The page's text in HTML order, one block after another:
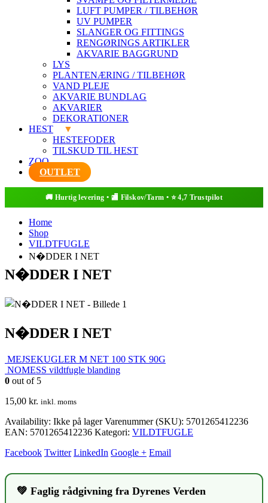
LUFT PUMPER / TILBEHØR
UV PUMPER
SLANGER OG FITTINGS
RENGØRINGS ARTIKLER
AKVARIE BAGGRUND
LYS
PLANTENÆRING / TILBEHØR
VAND PLEJE
AKVARIE BUNDLAG
AKVARIER
DEKORATIONER
HEST
HESTEFODER
TILSKUD TIL HEST
ZOO
OUTLET
Home
Shop
VILDTFUGLE
N�DDER I NET
N�DDER I NET
N�DDER I NET
MEJSEKUGLER M NET 100 STK 90G
NOMESS vildtfugle blanding
0 out of 5
15,00 kr. inkl. moms
Availability: Ikke på lager Varenummer (SKU): 5701265412236
EAN: 5701265412236 Kategori: VILDTFUGLE
Facebook Twitter LinkedIn Google + Email
💚 Faglig rådgivning fra Dyrenes Verden